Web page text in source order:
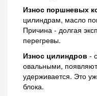
Износ поршневых
цилиндрам, масло
Причина - долгая
перегревы.
Износ цилиндров -
овальными,
удерживается. Это
блока.